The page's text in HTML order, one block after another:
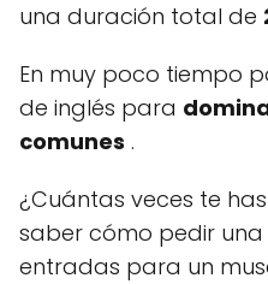
una duración total de
En muy poco tiempo
de inglés para
comunes .
¿Cuántas veces te
saber cómo pedir
entradas para un